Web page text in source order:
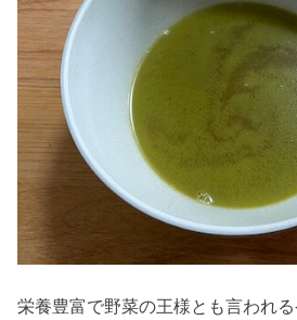
栄養豊富で野菜の王様とも言われ